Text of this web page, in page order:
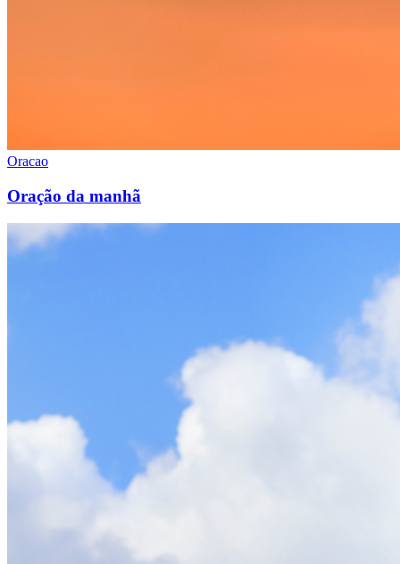
Oracao
Oração da manhã